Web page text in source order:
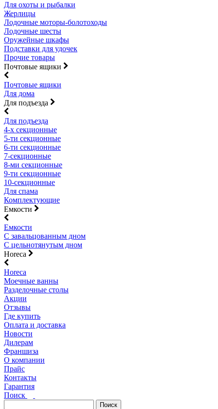
Для охоты и рыбалки
Жерлицы
Лодочные моторы-болотоходы
Лодочные шесты
Оружейные шкафы
Подставки для удочек
Прочие товары
Почтовые ящики
Почтовые ящики
Для дома
Для подъезда
Для подъезда
4-х секционные
5-ти секционные
6-ти секционные
7-секционные
8-ми секционные
9-ти секционные
10-секционные
Для спама
Комплектующие
Емкости
Емкости
С завальцованным дном
С цельнотянутым дном
Horeca
Horeca
Моечные ванны
Разделочные столы
Акции
Отзывы
Где купить
Оплата и доставка
Новости
Дилерам
Франшиза
О компании
Прайс
Контакты
Гарантия
Поиск
Поиск